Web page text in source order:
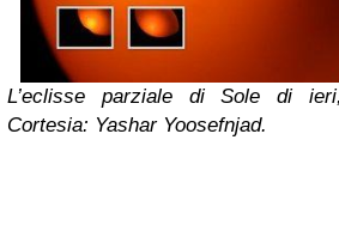
L’eclisse parziale di Sole di
Cortesia: Yashar Yoosefnjad .